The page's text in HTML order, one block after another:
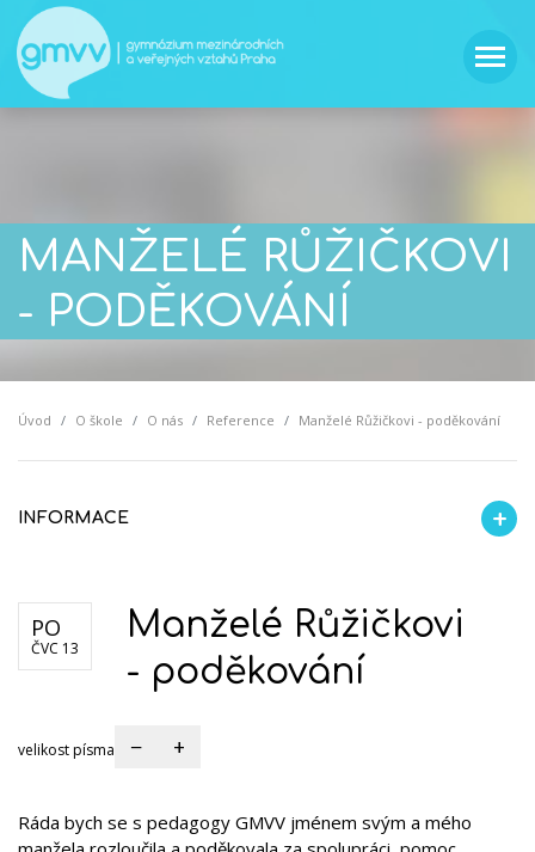
MANŽELÉ RŮŽIČKOVI
- PODĚKOVÁNÍ
Úvod O škole O nás Reference Manželé Růžičkovi - poděkování
INFORMACE
PO
ČVC 13
Manželé Růžičkovi
- poděkování
velikost písma − +
Ráda bych se s pedagogy GMVV jménem svým a mého